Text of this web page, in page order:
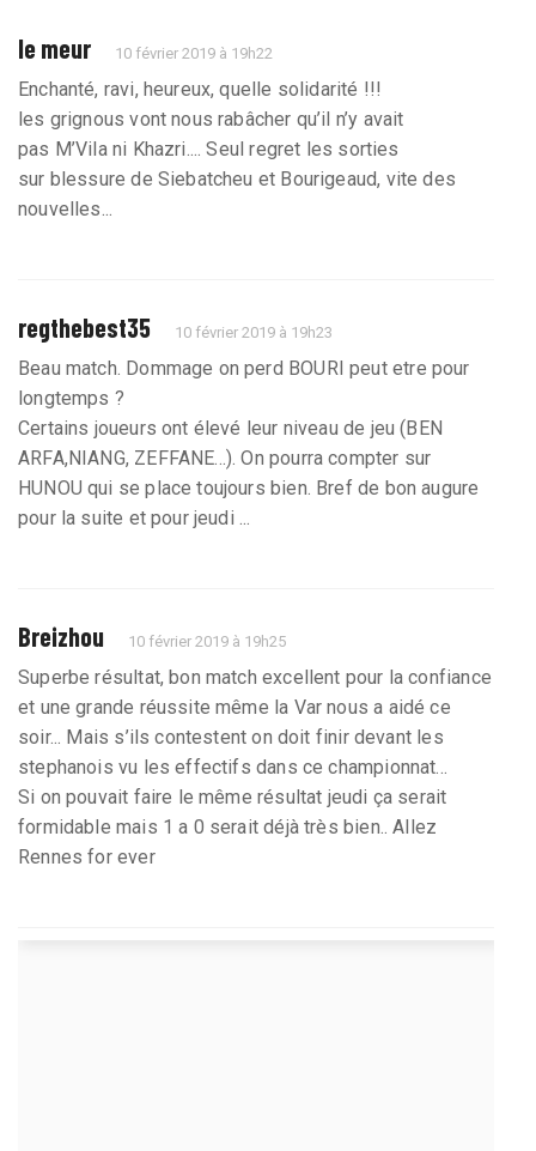
le meur 10 février 2019 à 19h22
Enchanté, ravi, heureux, quelle solidarité !!!
les grignous vont nous rabâcher qu’il n’y avait
pas M’Vila ni Khazri.... Seul regret les sorties
sur blessure de Siebatcheu et Bourigeaud, vite des
nouvelles...
regthebest35 10 février 2019 à 19h23
Beau match. Dommage on perd BOURI peut etre pour
longtemps ?
Certains joueurs ont élevé leur niveau de jeu (BEN
ARFA,NIANG, ZEFFANE...). On pourra compter sur
HUNOU qui se place toujours bien. Bref de bon augure
pour la suite et pour jeudi ...
Breizhou 10 février 2019 à 19h25
Superbe résultat, bon match excellent pour la confiance
et une grande réussite même la Var nous a aidé ce
soir... Mais s’ils contestent on doit finir devant les
stephanois vu les effectifs dans ce championnat...
Si on pouvait faire le même résultat jeudi ça serait
formidable mais 1 a 0 serait déjà très bien.. Allez
Rennes for ever